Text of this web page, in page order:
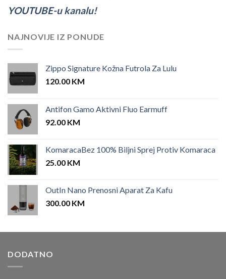
YOUTUBE-u kanalu!
NAJNOVIJE IZ PONUDE
Zippo Signature Kožna Futrola Za Lulu
120.00 KM
Antifon Gamo Aktivni Fluo Earmuff
92.00 KM
KomaracaBez 100% Biljni Sprej Protiv Komaraca
25.00 KM
OutIn Nano Prenosni Aparat Za Kafu
300.00 KM
DODATNO